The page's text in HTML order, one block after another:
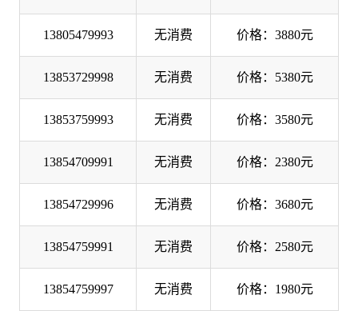
13805479993 无消费 价格：3880元
13853729998 无消费 价格：5380元
13853759993 无消费 价格：3580元
13854709991 无消费 价格：2380元
13854729996 无消费 价格：3680元
13854759991 无消费 价格：2580元
13854759997 无消费 价格：1980元